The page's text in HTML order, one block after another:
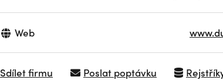
Web
Sdílet firmu Poslat poptávku